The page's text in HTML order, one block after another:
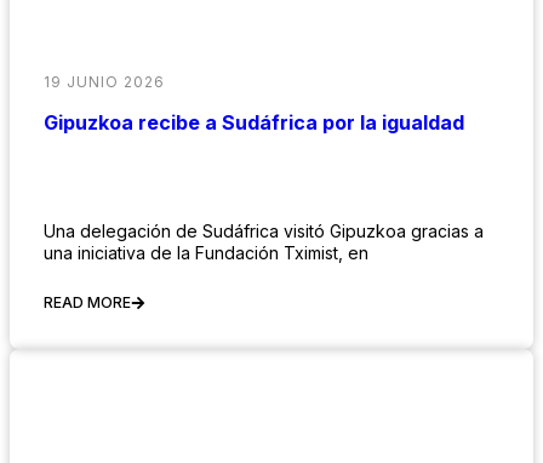
19 JUNIO 2026
Gipuzkoa recibe a Sudáfrica por la igualdad
Una delegación de Sudáfrica visitó Gipuzkoa gracias a
una iniciativa de la Fundación Tximist, en
READ MORE